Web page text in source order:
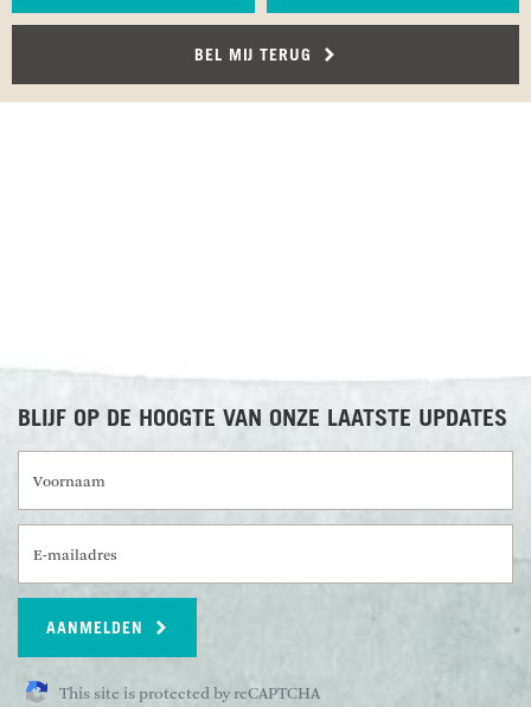
BEL MIJ TERUG
BLIJF OP DE HOOGTE VAN ONZE LAATSTE UPDATES
AANMELDEN
This site is protected by reCAPTCHA